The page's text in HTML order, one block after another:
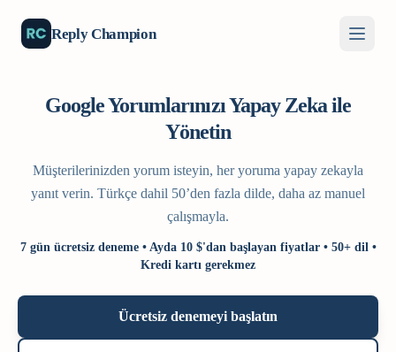
Reply Champion
Google Yorumlarınızı Yapay Zeka ile
Yönetin
Müşterilerinizden yorum isteyin, her yoruma yapay zekayla
yanıt verin. Türkçe dahil 50’den fazla dilde, daha az manuel
çalışmayla.
7 gün ücretsiz deneme • Ayda 10 $'dan başlayan fiyatlar • 50+ dil •
Kredi kartı gerekmez
Ücretsiz denemeyi başlatın